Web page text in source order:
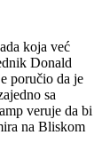
koja već
Donald
poručio da je
sa
veruje da bi
na Bliskom